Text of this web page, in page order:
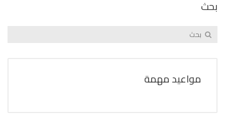
بحث
مواعيد مهمة